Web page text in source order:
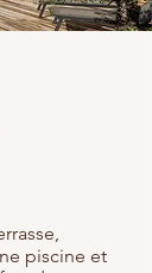
piscine et